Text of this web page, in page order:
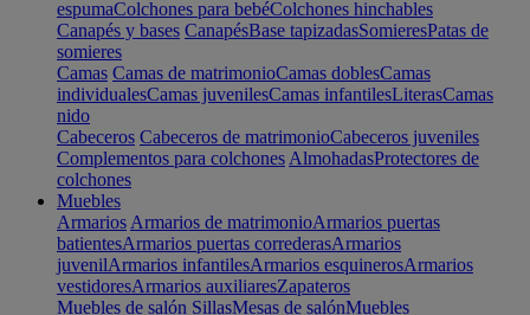
espumaColchones para bebéColchones hinchables
Canapés y bases CanapésBase tapizadasSomieresPatas de
somieres
Camas Camas de matrimonioCamas doblesCamas
individualesCamas juvenilesCamas infantilesLiterasCamas
nido
Cabeceros Cabeceros de matrimonioCabeceros juveniles
Complementos para colchones AlmohadasProtectores de
colchones
Muebles
Armarios Armarios de matrimonioArmarios puertas
batientesArmarios puertas correderasArmarios
juvenilArmarios infantilesArmarios esquinerosArmarios
vestidoresArmarios auxiliaresZapateros
Muebles de salón SillasMesas de salónMuebles